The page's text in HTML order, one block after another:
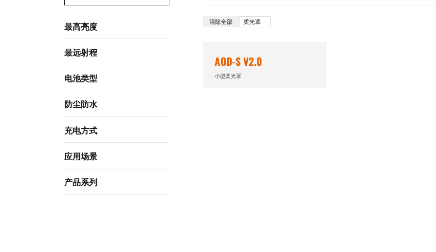
最高亮度
最远射程
电池类型
防尘防水
充电方式
应用场景
产品系列
清除全部 柔光罩
AOD-S V2.0
小型柔光罩